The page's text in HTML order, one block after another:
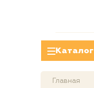
Каталог
Главная